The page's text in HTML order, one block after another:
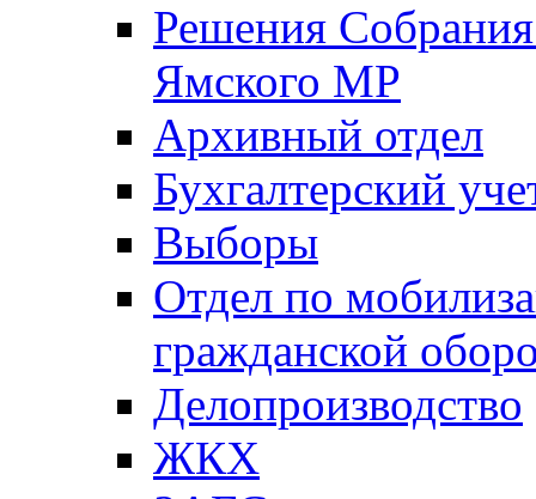
Решения
Ямского МР
Архивный отдел
Бухгалтерский
Выборы
Отдел по
гражданской
Делопроизводство
ЖКХ